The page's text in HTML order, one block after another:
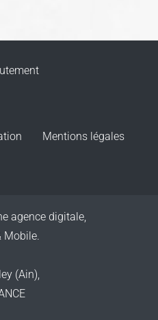
Mentions légales
agence digitale,
Mobile.
(Ain),